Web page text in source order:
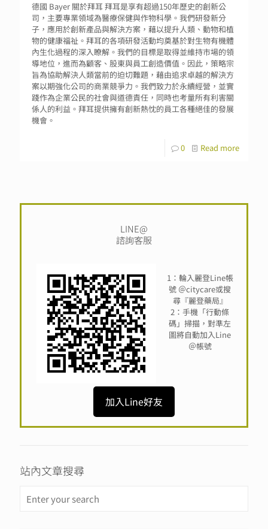
德國 Bayer 關於拜耳 拜耳是享有超過150年歷史的創新公
司，主要專業領域為醫療保健與作物科學。我們研發新分
子，應用於創新產品與解決方案，藉以提升人類、動物和植
物的健康福祉。拜耳的各項研發活動均奠基於對生物有機體
內生化過程的深入瞭解。我們的目標是取得並維持市場的領
導地位，進而為顧客、股東與員工創造價值。因此，策略宗
旨為協助解決人類當前的迫切難題，藉由追求卓越的解決方
案以期強化公司的商業競爭力。我們致力於永續經營，並實
踐作為企業公民的社會與道德責任，同時也考量所有利害關
係人的利益。拜耳提供擁有創新熱忱的員工各種絕佳的發展
機會。
0 Read more
LINE@
諮詢客服
1：輪入麗登Line帳
號 ＠citycare或搜
尋『麗登藥局』
2：手機「行動條
碼」掃描，對準左
圖將自動加入Line
＠帳號
加入Line好友
站內文章搜尋